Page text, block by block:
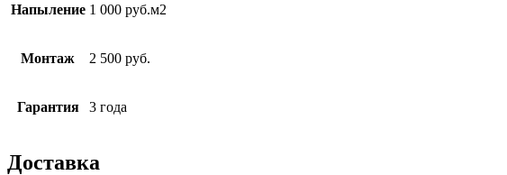
Напыление 1 000 руб.м2
Монтаж 2 500 руб.
Гарантия 3 года
Доставка